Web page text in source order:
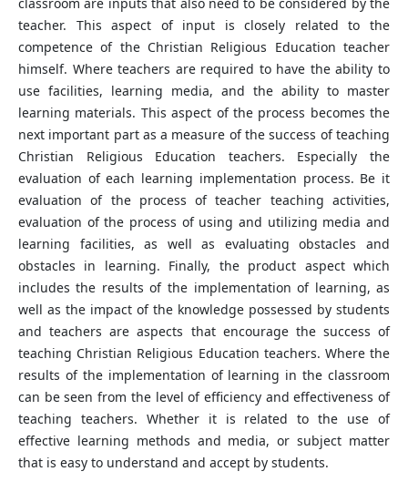
teacher. This aspect of input is closely related to the
competence of the Christian Religious Education teacher
himself. Where teachers are required to have the ability to
use facilities, learning media, and the ability to master
learning materials. This aspect of the process becomes the
next important part as a measure of the success of teaching
Christian Religious Education teachers. Especially the
evaluation of each learning implementation process. Be it
evaluation of the process of teacher teaching activities,
evaluation of the process of using and utilizing media and
learning facilities, as well as evaluating obstacles and
obstacles in learning. Finally, the product aspect which
includes the results of the implementation of learning, as
well as the impact of the knowledge possessed by students
and teachers are aspects that encourage the success of
teaching Christian Religious Education teachers. Where the
results of the implementation of learning in the classroom
can be seen from the level of efficiency and effectiveness of
teaching teachers. Whether it is related to the use of
effective learning methods and media, or subject matter
that is easy to understand and accept by students.